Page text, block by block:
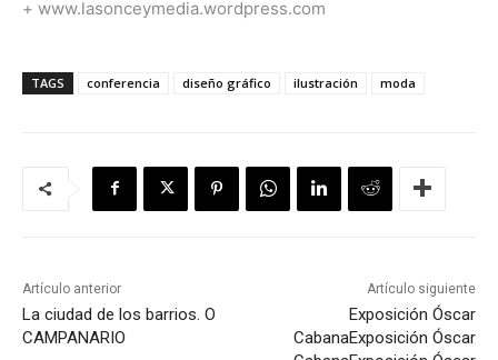
+ www.lasonceymedia.wordpress.com
TAGS conferencia diseño gráfico ilustración moda
Artículo anterior
La ciudad de los barrios. O
CAMPANARIO
Artículo siguiente
Exposición Óscar
CabanaExposición Óscar